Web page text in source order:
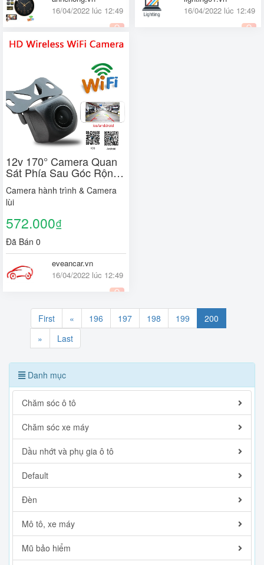
16/04/2022 lúc 12:49
16/04/2022 lúc 12:49
12v 170° Camera Quan
Sát Phía Sau Góc Rộng
Không Dây Kết Nối WiFi
Cho Xe Hơi
Camera hành trình & Camera
lùi
572.000₫
Đã Bán 0
eveancar.vn
16/04/2022 lúc 12:49
First « 196 197 198 199
200
»
Last
Danh mục
Chăm sóc ô tô
Chăm sóc xe máy
Dầu nhớt và phụ gia ô tô
Default
Đèn
Mô tô, xe máy
Mũ bảo hiểm